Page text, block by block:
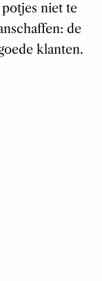
niet te
de
klanten.